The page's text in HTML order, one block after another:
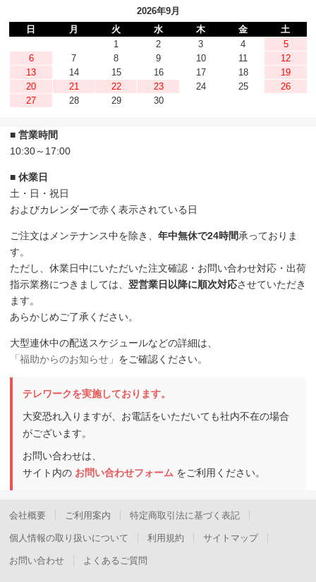
2026年9月
日
月 火 水 木 金
土
1
2 3 4
5
6
7 8 9 10 11
12
13
14 15 16 17 18
19
20
21 22 23 24 25
26
27
28 29 30
■ 営業時間
10:30～17:00
■ 休業日
土・日・祝日
およびカレンダーで赤く表示されている日
ご注文はメンテナンス中を除き、 年中無休で24時間承っておりま
す。
ただし、休業日中にいただいた注文確認・お問い合わせ対応・出荷
指示業務につきましては、 翌営業日以降に順次対応させていただき
ます。
あらかじめご了承ください。
大型連休中の配送スケジュールなどの詳細は、
「福助からのお知らせ」 をご確認ください。
テレワークを実施しております。
大変恐れ入りますが、お電話をいただいても社内不在の場合
がございます。
お問い合わせは、
サイト内の お問い合わせフォーム をご利用ください。
会社概要 ご利用案内 特定商取引法に基づく表記
個人情報の取り扱いについて 利用規約 サイトマップ
お問い合わせ よくあるご質問